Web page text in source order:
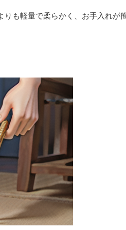
も軽量で柔らかく、お手入れが